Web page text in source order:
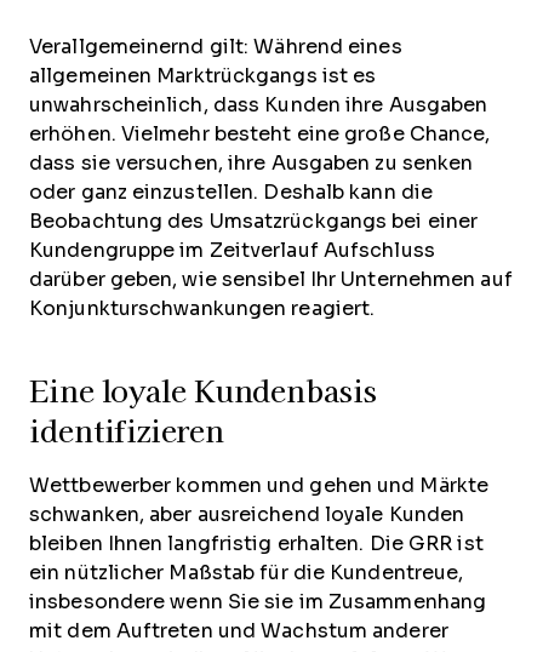
Verallgemeinernd gilt: Während eines
allgemeinen Marktrückgangs ist es
unwahrscheinlich, dass Kunden ihre Ausgaben
erhöhen. Vielmehr besteht eine große Chance,
dass sie versuchen, ihre Ausgaben zu senken
oder ganz einzustellen. Deshalb kann die
Beobachtung des Umsatzrückgangs bei einer
Kundengruppe im Zeitverlauf Aufschluss
darüber geben, wie sensibel Ihr Unternehmen auf
Konjunkturschwankungen reagiert.
Eine loyale Kundenbasis
identifizieren
Wettbewerber kommen und gehen und Märkte
schwanken, aber ausreichend loyale Kunden
bleiben Ihnen langfristig erhalten. Die GRR ist
ein nützlicher Maßstab für die Kundentreue,
insbesondere wenn Sie sie im Zusammenhang
mit dem Auftreten und Wachstum anderer